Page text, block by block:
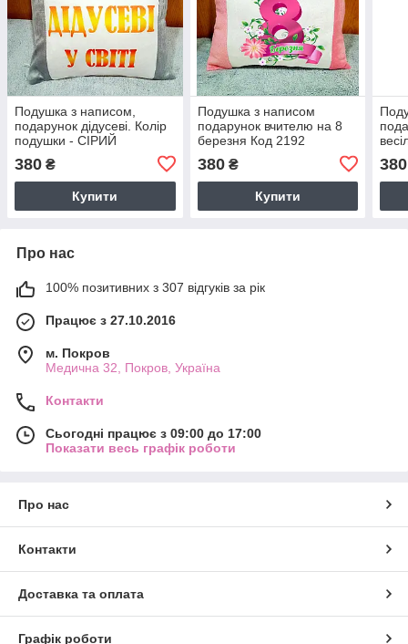
Подушка з написом,
подарунок дідусеві. Колір
подушки - СІРИЙ
380 ₴
Купити
Подушка з написом
подарунок вчителю на 8
березня Код 2192
380₴
Купити
380
Про нас
100% позитивних з 307 відгуків за рік
Працює з 27.10.2016
м. Покров
Медична 32, Покров, Україна
Контакти
Сьогодні працює з 09:00 до 17:00
Показати весь графік роботи
Про нас
Контакти
Доставка та оплата
Графік роботи